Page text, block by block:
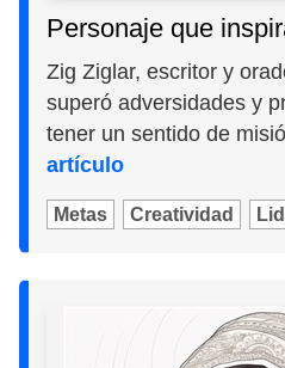
Personaje que
Zig Ziglar, escritor y
superó adversidades y
tener un sentido de
artículo
Metas Creatividad